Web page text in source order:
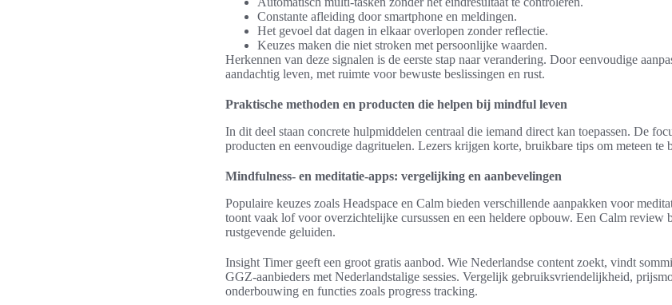
Constante afleiding door smartphone en meldingen.
Het gevoel dat dagen in elkaar overlopen zonder reflectie.
Keuzes maken die niet stroken met persoonlijke waarden.
Herkennen van deze signalen is de eerste stap naar verandering. Door eenvoudige
aandachtig leven, met ruimte voor bewuste beslissingen en rust.
Praktische methoden en producten die helpen bij mindful leven
In dit deel staan concrete hulpmiddelen centraal die iemand direct kan toepassen. De
producten en eenvoudige dagrituelen. Lezers krijgen korte, bruikbare tips om meteen te
Mindfulness- en meditatie-apps: vergelijking en aanbevelingen
Populaire keuzes zoals Headspace en Calm bieden verschillende aanpakken voor
toont vaak lof voor overzichtelijke cursussen en een heldere opbouw. Een Calm review
rustgevende geluiden.
Insight Timer geeft een groot gratis aanbod. Wie Nederlandse content zoekt, vindt
GGZ-aanbieders met Nederlandstalige sessies. Vergelijk gebruiksvriendelijkheid,
onderbouwing en functies zoals progress tracking.